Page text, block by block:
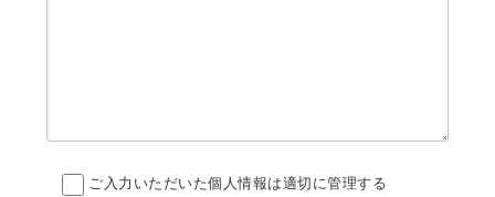
ご入力いただいた個人情報は適切に管理する